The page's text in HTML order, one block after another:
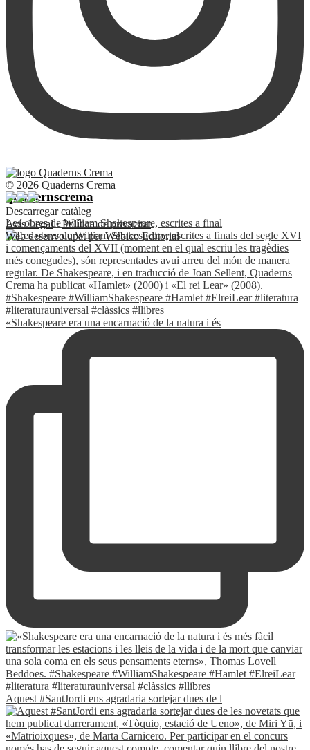
quadernscrema
Les obres de William Shakespeare, escrites a final
«Shakespeare era una encarnació de la natura i és
Aquest #SantJordi ens agradaria sortejar dues de l
© 2026 Quaderns Crema
Descarregar catàleg
Avís Legal·Política de privacitat
Web desenvolupat perWébico Editorial